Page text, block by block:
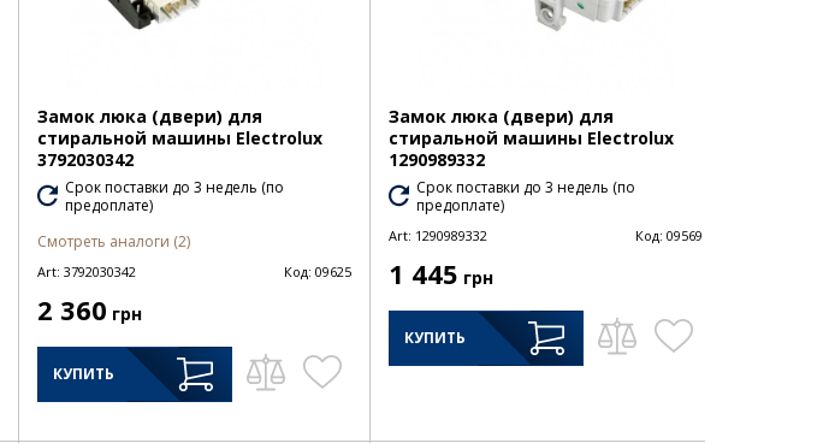
Замок люка (двери) для
стиральной машины Electrolux
3792030342
Срок поставки до 3 недель (по
предоплате)
Смотреть аналоги (2)
Art: 3792030342 Код: 09625
2 360 грн
КУПИТЬ
Замок люка (двери) для
стиральной машины Electrolux
1290989332
Срок поставки до 3 недель (по
предоплате)
Art: 1290989332 Код: 09569
1 445 грн
КУПИТЬ